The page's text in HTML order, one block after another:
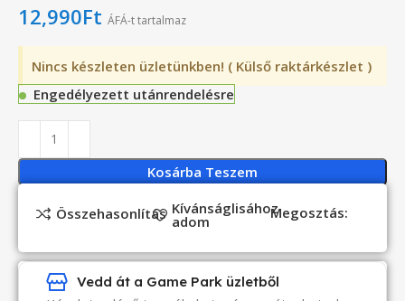
12,990Ft ÁFÁ-t tartalmaz
Nincs készleten üzletünkben! ( Külső raktárkészlet )
Engedélyezett utánrendelésre
Kosárba Teszem
Összehasonlítás Kívánságlisához
adom Megosztás:
Vedd át a Game Park üzletből